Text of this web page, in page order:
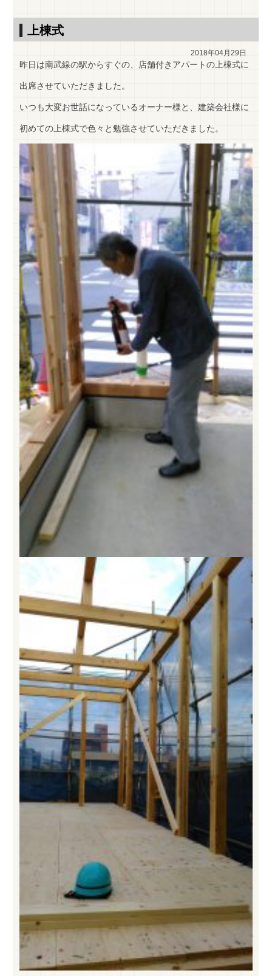
上棟式
2018年04月29日
昨日は南武線の駅からすぐの、店舗付きアパートの上棟式に
出席させていただきました。
いつも大変お世話になっているオーナー様と、建築会社様に
初めての上棟式で色々と勉強させていただきました。